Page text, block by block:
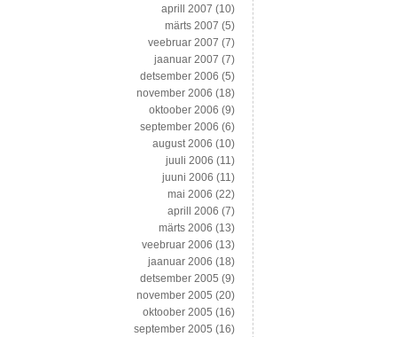
aprill 2007 (10)
märts 2007 (5)
veebruar 2007 (7)
jaanuar 2007 (7)
detsember 2006 (5)
november 2006 (18)
oktoober 2006 (9)
september 2006 (6)
august 2006 (10)
juuli 2006 (11)
juuni 2006 (11)
mai 2006 (22)
aprill 2006 (7)
märts 2006 (13)
veebruar 2006 (13)
jaanuar 2006 (18)
detsember 2005 (9)
november 2005 (20)
oktoober 2005 (16)
september 2005 (16)